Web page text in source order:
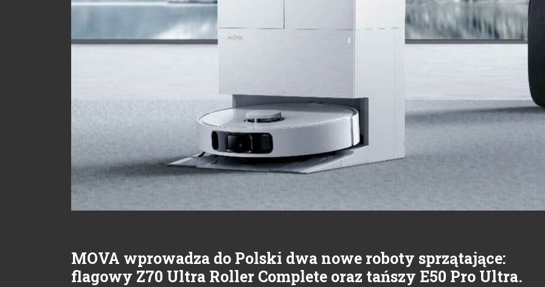
MOVA wprowadza do Polski dwa nowe roboty sprzątające:
flagowy Z70 Ultra Roller Complete oraz tańszy E50 Pro Ultra.